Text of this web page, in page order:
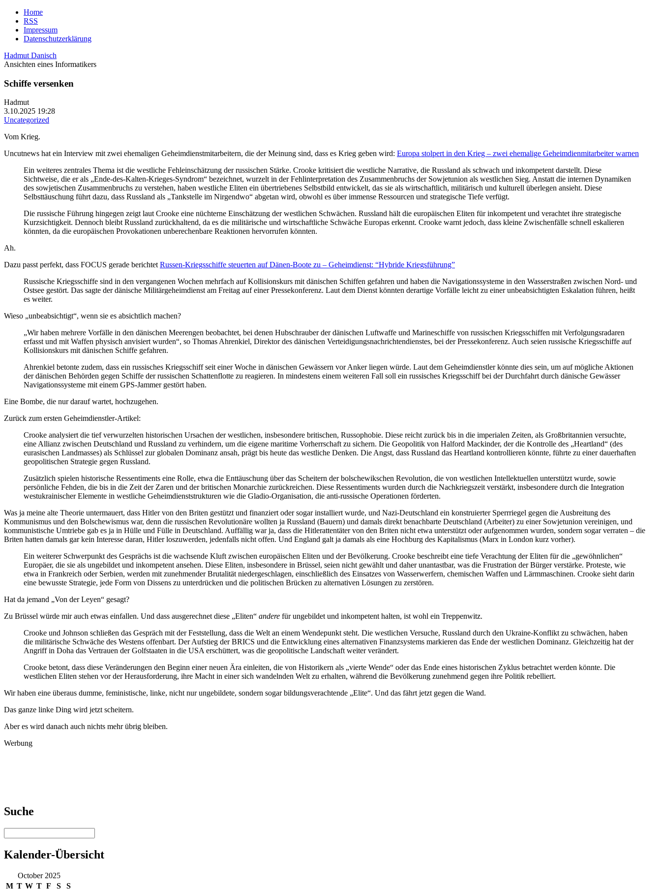
Home
RSS
Impressum
Datenschutzerklärung
Hadmut Danisch
Ansichten eines Informatikers
Schiffe versenken
Hadmut
3.10.2025 19:28
Uncategorized
Vom Krieg.
Uncutnews hat ein Interview mit zwei ehemaligen Geheimdienstmitarbeitern, die der Meinung sind, dass es Krieg geben wird: Europa stolpert in den Krieg – zwei ehemalige Geheimdienmitarbeiter warnen
Ein weiteres zentrales Thema ist die westliche Fehleinschätzung der russischen Stärke. Crooke kritisiert die westliche Narrative, die Russland als schwach und inkompetent darstellt. Diese
Sichtweise, die er als „Ende-des-Kalten-Krieges-Syndrom“ bezeichnet, wurzelt in der Fehlinterpretation des Zusammenbruchs der Sowjetunion als westlichen Sieg. Anstatt die internen Dynamiken
des sowjetischen Zusammenbruchs zu verstehen, haben westliche Eliten ein übertriebenes Selbstbild entwickelt, das sie als wirtschaftlich, militärisch und kulturell überlegen ansieht. Diese
Selbsttäuschung führt dazu, dass Russland als „Tankstelle im Nirgendwo“ abgetan wird, obwohl es über immense Ressourcen und strategische Tiefe verfügt.
Die russische Führung hingegen zeigt laut Crooke eine nüchterne Einschätzung der westlichen Schwächen. Russland hält die europäischen Eliten für inkompetent und verachtet ihre strategische
Kurzsichtigkeit. Dennoch bleibt Russland zurückhaltend, da es die militärische und wirtschaftliche Schwäche Europas erkennt. Crooke warnt jedoch, dass kleine Zwischenfälle schnell eskalieren
könnten, da die europäischen Provokationen unberechenbare Reaktionen hervorrufen könnten.
Ah.
Dazu passt perfekt, dass FOCUS gerade berichtetRussen-Kriegsschiffe steuerten auf Dänen-Boote zu – Geheimdienst: “Hybride Kriegsführung”
Russische Kriegsschiffe sind in den vergangenen Wochen mehrfach auf Kollisionskurs mit dänischen Schiffen gefahren und haben die Navigationssysteme in den Wasserstraßen zwischen Nord- und
Ostsee gestört. Das sagte der dänische Militärgeheimdienst am Freitag auf einer Pressekonferenz. Laut dem Dienst könnten derartige Vorfälle leicht zu einer unbeabsichtigten Eskalation führen, heißt
es weiter.
Wieso „unbeabsichtigt“, wenn sie es absichtlich machen?
„Wir haben mehrere Vorfälle in den dänischen Meerengen beobachtet, bei denen Hubschrauber der dänischen Luftwaffe und Marineschiffe von russischen Kriegsschiffen mit Verfolgungsradaren
erfasst und mit Waffen physisch anvisiert wurden“, so Thomas Ahrenkiel, Direktor des dänischen Verteidigungsnachrichtendienstes, bei der Pressekonferenz. Auch seien russische Kriegsschiffe auf
Kollisionskurs mit dänischen Schiffe gefahren.
Ahrenkiel betonte zudem, dass ein russisches Kriegsschiff seit einer Woche in dänischen Gewässern vor Anker liegen würde. Laut dem Geheimdienstler könnte dies sein, um auf mögliche Aktionen
der dänischen Behörden gegen Schiffe der russischen Schattenflotte zu reagieren. In mindestens einem weiteren Fall soll ein russisches Kriegsschiff bei der Durchfahrt durch dänische Gewässer
Navigationssysteme mit einem GPS-Jammer gestört haben.
Eine Bombe, die nur darauf wartet, hochzugehen.
Zurück zum ersten Geheimdienstler-Artikel:
Crooke analysiert die tief verwurzelten historischen Ursachen der westlichen, insbesondere britischen, Russophobie. Diese reicht zurück bis in die imperialen Zeiten, als Großbritannien versuchte,
eine Allianz zwischen Deutschland und Russland zu verhindern, um die eigene maritime Vorherrschaft zu sichern. Die Geopolitik von Halford Mackinder, der die Kontrolle des „Heartland“ (des
eurasischen Landmasses) als Schlüssel zur globalen Dominanz ansah, prägt bis heute das westliche Denken. Die Angst, dass Russland das Heartland kontrollieren könnte, führte zu einer dauerhaften
geopolitischen Strategie gegen Russland.
Zusätzlich spielen historische Ressentiments eine Rolle, etwa die Enttäuschung über das Scheitern der bolschewikschen Revolution, die von westlichen Intellektuellen unterstützt wurde, sowie
persönliche Fehden, die bis in die Zeit der Zaren und der britischen Monarchie zurückreichen. Diese Ressentiments wurden durch die Nachkriegszeit verstärkt, insbesondere durch die Integration
westukrainischer Elemente in westliche Geheimdienststrukturen wie die Gladio-Organisation, die anti-russische Operationen förderten.
Was ja meine alte Theorie untermauert, dass Hitler von den Briten gestützt und finanziert oder sogar installiert wurde, und Nazi-Deutschland ein konstruierter Sperrriegel gegen die Ausbreitung des
Kommunismus und den Bolschewismus war, denn die russischen Revolutionäre wollten ja Russland (Bauern) und damals direkt benachbarte Deutschland (Arbeiter) zu einer Sowjetunion vereinigen, und
kommunistische Umtriebe gab es ja in Hülle und Fülle in Deutschland. Auffällig war ja, dass die Hitlerattentäter von den Briten nicht etwa unterstützt oder aufgenommen wurden, sondern sogar verraten – die
Briten hatten damals gar kein Interesse daran, Hitler loszuwerden, jedenfalls nicht offen. Und England galt ja damals als eine Hochburg des Kapitalismus (Marx in London kurz vorher).
Ein weiterer Schwerpunkt des Gesprächs ist die wachsende Kluft zwischen europäischen Eliten und der Bevölkerung. Crooke beschreibt eine tiefe Verachtung der Eliten für die „gewöhnlichen“
Europäer, die sie als ungebildet und inkompetent ansehen. Diese Eliten, insbesondere in Brüssel, seien nicht gewählt und daher unantastbar, was die Frustration der Bürger verstärke. Proteste, wie
etwa in Frankreich oder Serbien, werden mit zunehmender Brutalität niedergeschlagen, einschließlich des Einsatzes von Wasserwerfern, chemischen Waffen und Lärmmaschinen. Crooke sieht darin
eine bewusste Strategie, jede Form von Dissens zu unterdrücken und die politischen Brücken zu alternativen Lösungen zu zerstören.
Hat da jemand „Von der Leyen“ gesagt?
Zu Brüssel würde mir auch etwas einfallen. Und dass ausgerechnet diese „Eliten“ andere für ungebildet und inkompetent halten, ist wohl ein Treppenwitz.
Crooke und Johnson schließen das Gespräch mit der Feststellung, dass die Welt an einem Wendepunkt steht. Die westlichen Versuche, Russland durch den Ukraine-Konflikt zu schwächen, haben
die militärische Schwäche des Westens offenbart. Der Aufstieg der BRICS und die Entwicklung eines alternativen Finanzsystems markieren das Ende der westlichen Dominanz. Gleichzeitig hat der
Angriff in Doha das Vertrauen der Golfstaaten in die USA erschüttert, was die geopolitische Landschaft weiter verändert.
Crooke betont, dass diese Veränderungen den Beginn einer neuen Ära einleiten, die von Historikern als „vierte Wende“ oder das Ende eines historischen Zyklus betrachtet werden könnte. Die
westlichen Eliten stehen vor der Herausforderung, ihre Macht in einer sich wandelnden Welt zu erhalten, während die Bevölkerung zunehmend gegen ihre Politik rebelliert.
Wir haben eine überaus dumme, feministische, linke, nicht nur ungebildete, sondern sogar bildungsverachtende „Elite“. Und das fährt jetzt gegen die Wand.
Das ganze linke Ding wird jetzt scheitern.
Aber es wird danach auch nichts mehr übrig bleiben.
Werbung
Suche
Kalender-Übersicht
October 2025
M T W T F S
S